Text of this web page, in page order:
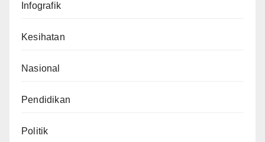
Infografik
Kesihatan
Nasional
Pendidikan
Politik